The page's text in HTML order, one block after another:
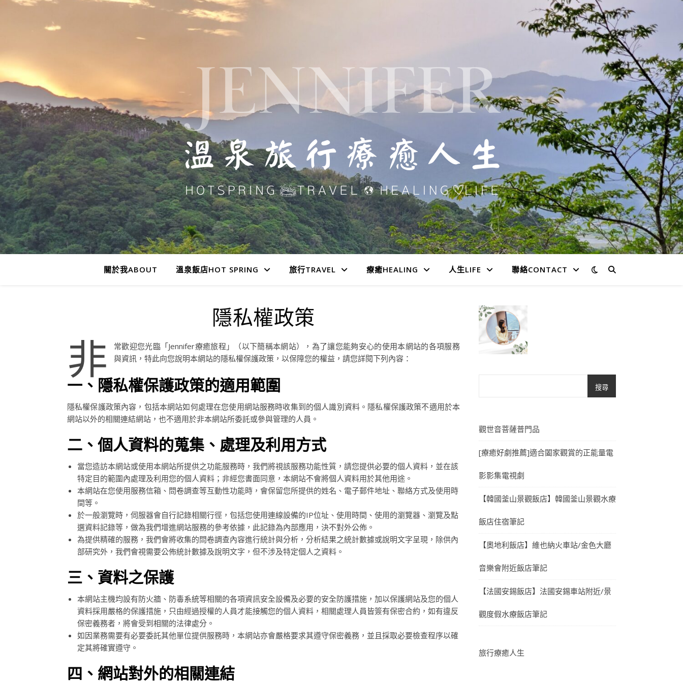
關於我ABOUT 溫泉飯店HOT SPRING 旅行TRAVEL 療癒HEALING 人生LIFE 聯絡CONTACT
隱私權政策
非
常歡迎您光臨「Jennifer療癒旅程」（以下簡稱本網站），為了讓您能夠安心的使用本網站的各項服務
與資訊，特此向您說明本網站的隱私權保護政策，以保障您的權益，請您詳閱下列內容：
一、隱私權保護政策的適用範圍
隱私權保護政策內容，包括本網站如何處理在您使用網站服務時收集到的個人識別資料。隱私權保護政策不適用於本
網站以外的相關連結網站，也不適用於非本網站所委託或參與管理的人員。
二、個人資料的蒐集、處理及利用方式
當您造訪本網站或使用本網站所提供之功能服務時，我們將視該服務功能性質，請您提供必要的個人資料，並在該
特定目的範圍內處理及利用您的個人資料；非經您書面同意，本網站不會將個人資料用於其他用途。
本網站在您使用服務信箱、問卷調查等互動性功能時，會保留您所提供的姓名、電子郵件地址、聯絡方式及使用時
間等。
於一般瀏覽時，伺服器會自行記錄相關行徑，包括您使用連線設備的IP位址、使用時間、使用的瀏覽器、瀏覽及點
選資料記錄等，做為我們增進網站服務的參考依據，此記錄為內部應用，決不對外公佈。
為提供精確的服務，我們會將收集的問卷調查內容進行統計與分析，分析結果之統計數據或說明文字呈現，除供內
部研究外，我們會視需要公佈統計數據及說明文字，但不涉及特定個人之資料。
三、資料之保護
本網站主機均設有防火牆、防毒系統等相關的各項資訊安全設備及必要的安全防護措施，加以保護網站及您的個人
資料採用嚴格的保護措施，只由經過授權的人員才能接觸您的個人資料，相關處理人員皆簽有保密合約，如有違反
保密義務者，將會受到相關的法律處分。
如因業務需要有必要委託其他單位提供服務時，本網站亦會嚴格要求其遵守保密義務，並且採取必要檢查程序以確
定其將確實遵守。
四、網站對外的相關連結
搜尋
觀世音菩薩普門品
[療癒好劇推薦]適合闔家觀賞的正能量電
影影集電視劇
【韓國釜山景觀飯店】韓國釜山景觀水療
飯店住宿筆記
【奧地利飯店】維也納火車站/金色大廳
音樂會附近飯店筆記
【法國安錫飯店】法國安錫車站附近/景
觀度假水療飯店筆記
旅行療癒人生